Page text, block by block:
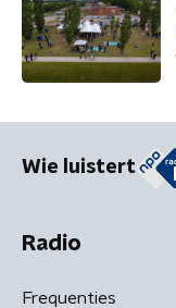
Wie luistert
Radio
Frequenties